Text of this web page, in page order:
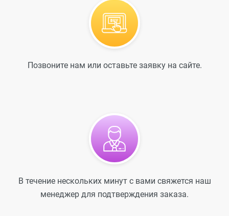
Позвоните нам или оставьте заявку на сайте.
В течение нескольких минут с вами свяжется наш
менеджер для подтверждения заказа.